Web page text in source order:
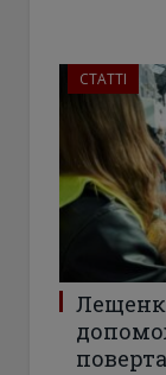
СТАТТІ